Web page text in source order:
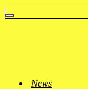
Navigationsmenü
News